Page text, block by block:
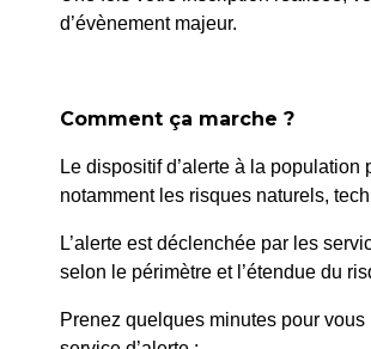
d’évènement majeur.
Comment ça marche ?
Le dispositif d’alerte à la
notamment les risques naturels,
L’alerte est déclenchée par les
selon le périmètre et l’étendue du
Prenez quelques minutes pour